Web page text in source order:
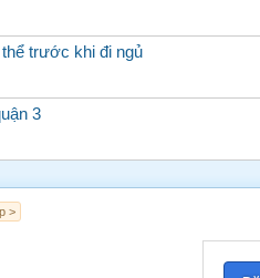
trước khi đi ngủ
3
>